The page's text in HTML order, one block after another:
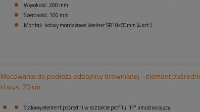
Wysokość: 200 mm
Szerokość: 100 mm
Montaż: kotwy montażowe Koelner SR10x80mm (4 szt.)
Mocowanie do podłoża odbojnicy drewnianej - element pośredni
H wys. 20 cm
Stalowy element pośredni w kształcie profilu "H" umożliwiający